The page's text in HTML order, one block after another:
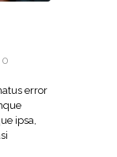
0
error
ipsa,